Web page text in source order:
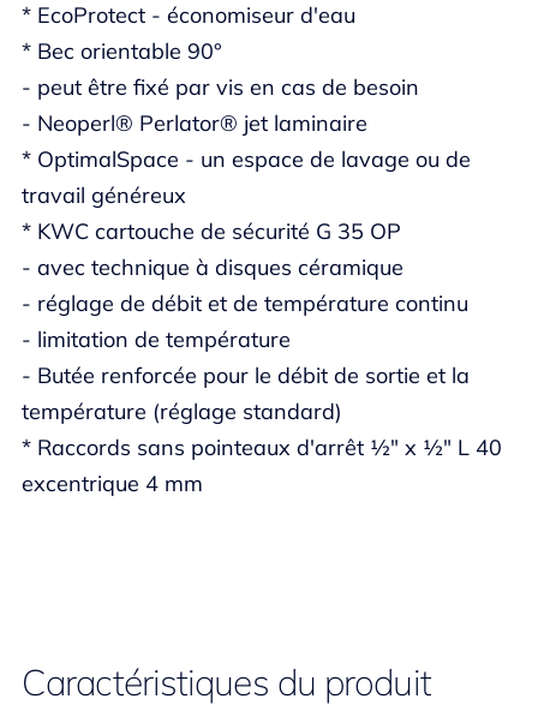
* EcoProtect - économiseur d'eau
* Bec orientable 90°
- peut être fixé par vis en cas de besoin
- Neoperl® Perlator® jet laminaire
* OptimalSpace - un espace de lavage ou de
travail généreux
* KWC cartouche de sécurité G 35 OP
- avec technique à disques céramique
- réglage de débit et de température continu
- limitation de température
- Butée renforcée pour le débit de sortie et la
température (réglage standard)
* Raccords sans pointeaux d'arrêt ½" x ½" L 40
excentrique 4 mm
Caractéristiques du produit